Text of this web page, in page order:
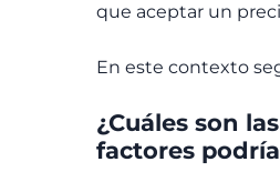
que aceptar un
En este contexto
¿Cuáles son
factores